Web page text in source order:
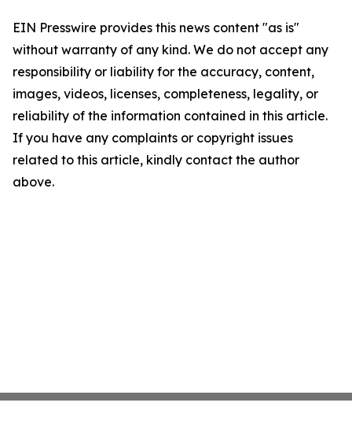
EIN Presswire provides this news content "as is"
without warranty of any kind. We do not accept any
responsibility or liability for the accuracy, content,
images, videos, licenses, completeness, legality, or
reliability of the information contained in this article.
If you have any complaints or copyright issues
related to this article, kindly contact the author
above.